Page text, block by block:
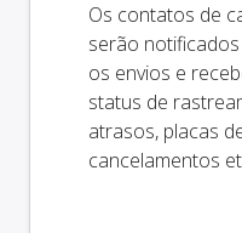
Os contatos de
serão
os envios e
status de
atrasos, placas
cancelamentos